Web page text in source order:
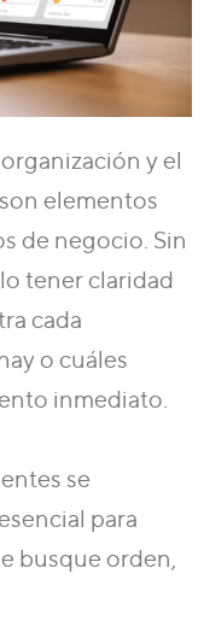
y el
elementos
de negocio. Sin
tener claridad
cada
o cuáles
inmediato.
se
para
busque orden,